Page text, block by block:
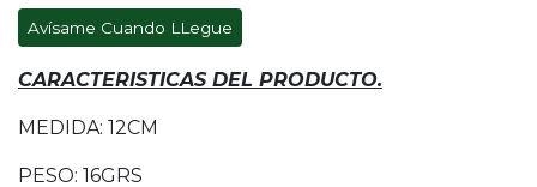
Avísame Cuando LLegue
CARACTERISTICAS DEL PRODUCTO.
MEDIDA: 12CM
PESO: 16GRS